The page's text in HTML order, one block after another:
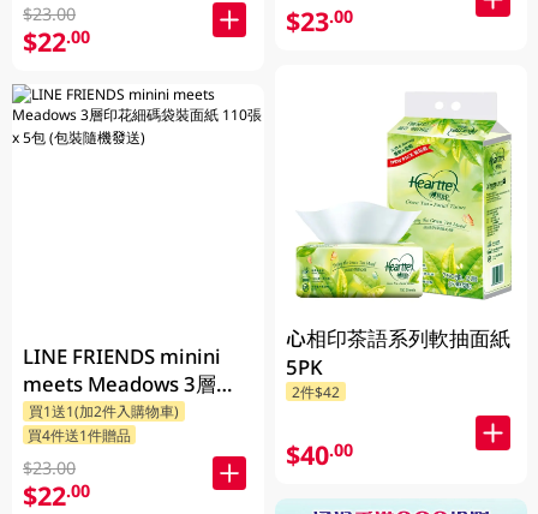
$23.00
$22.00
LINE FRIENDS minini
meets Meadows 3層印
花細碼袋裝面紙 110張 x
5包 (包裝隨機發送)
買1送1(加2件入購物車)
買4件送1件贈品
$23.00
$22.00
$23.00
心相印茶語系列軟抽面紙
5PK
2件$42
$40.00